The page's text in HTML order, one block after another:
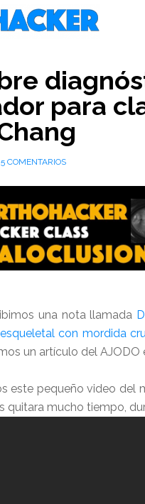
para
5 COMENTARIOS
una nota llamada
con mordida
un artículo del
este pequeño video del
quitara mucho tiempo,